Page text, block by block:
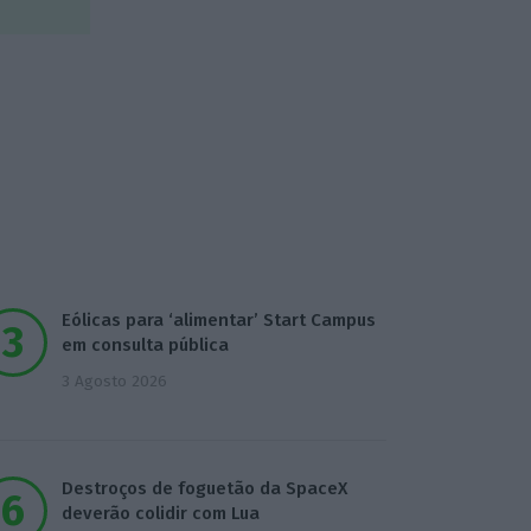
Eólicas para ‘alimentar’ Start Campus
em consulta pública
3 Agosto 2026
Destroços de foguetão da SpaceX
deverão colidir com Lua